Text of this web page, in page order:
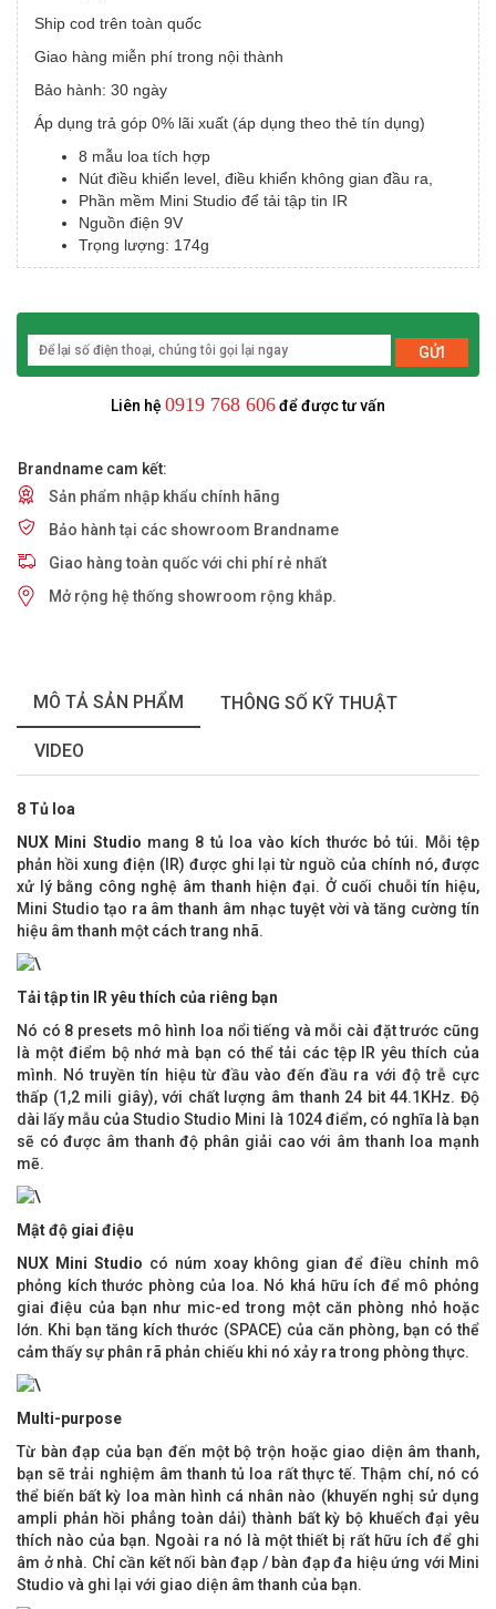
Ship cod trên toàn quốc
Giao hàng miễn phí trong nội thành
Bảo hành: 30 ngày
Áp dụng trả góp 0% lãi xuất (áp dụng theo thẻ tín dụng)
8 mẫu loa tích hợp
Nút điều khiển level, điều khiển không gian đầu ra,
Phần mềm Mini Studio để tải tập tin IR
Nguồn điện 9V
Trọng lượng: 174g
GỬI
Liên hệ 0919 768 606để được tư vấn
Brandname cam kết:
Sản phẩm nhập khẩu chính hãng
Bảo hành tại các showroom Brandname
Giao hàng toàn quốc với chi phí rẻ nhất
Mở rộng hệ thống showroom rộng khắp.
MÔ TẢ SẢN PHẨM THÔNG SỐ KỸ THUẬT
VIDEO
8 Tủ loa
NUX Mini Studio mang 8 tủ loa vào kích thước bỏ túi. Mỗi tệp
phản hồi xung điện (IR) được ghi lại từ nguồ của chính nó, được
xử lý bằng công nghệ âm thanh hiện đại. Ở cuối chuỗi tín hiệu,
Mini Studio tạo ra âm thanh âm nhạc tuyệt vời và tăng cường tín
hiệu âm thanh một cách trang nhã.
Tải tập tin IR yêu thích của riêng bạn
Nó có 8 presets mô hình loa nổi tiếng và mỗi cài đặt trước cũng
là một điểm bộ nhớ mà bạn có thể tải các tệp IR yêu thích của
mình. Nó truyền tín hiệu từ đầu vào đến đầu ra với độ trễ cực
thấp (1,2 mili giây), với chất lượng âm thanh 24 bit 44.1KHz. Độ
dài lấy mẫu của Studio Studio Mini là 1024 điểm, có nghĩa là bạn
sẽ có được âm thanh độ phân giải cao với âm thanh loa mạnh
mẽ.
Mật độ giai điệu
NUX Mini Studio có núm xoay không gian để điều chỉnh mô
phỏng kích thước phòng của loa. Nó khá hữu ích để mô phỏng
giai điệu của bạn như mic-ed trong một căn phòng nhỏ hoặc
lớn. Khi bạn tăng kích thước (SPACE) của căn phòng, bạn có thể
cảm thấy sự phân rã phản chiếu khi nó xảy ra trong phòng thực.
Multi-purpose
Từ bàn đạp của bạn đến một bộ trộn hoặc giao diện âm thanh,
bạn sẽ trải nghiệm âm thanh tủ loa rất thực tế. Thậm chí, nó có
thể biến bất kỳ loa màn hình cá nhân nào (khuyến nghị sử dụng
ampli phản hồi phẳng toàn dải) thành bất kỳ bộ khuếch đại yêu
thích nào của bạn. Ngoài ra nó là một thiết bị rất hữu ích để ghi
âm ở nhà. Chỉ cần kết nối bàn đạp / bàn đạp đa hiệu ứng với Mini
Studio và ghi lại với giao diện âm thanh của bạn.